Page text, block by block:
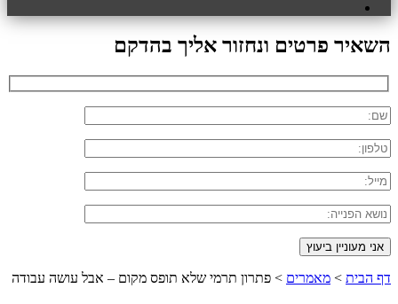
השאיר פרטים ונחזור אליך בהדקם
דף הבית > מאמרים > פתרון תרמי שלא תופס מקום – אבל עושה עבודה